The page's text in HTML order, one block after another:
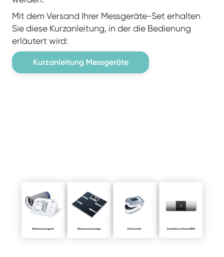
Mit dem Versand Ihrer Messgeräte-Set erhalten
Sie diese Kurzanleitung, in der die Bedienung
erläutert wird:
Kurzanleitung Messgeräte